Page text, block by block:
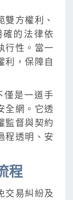
雙方權利、
的法律依
行性。當一
利，保障自
僅是一道手
全網。它透
監督與契約
程透明、安
程
交易糾紛及